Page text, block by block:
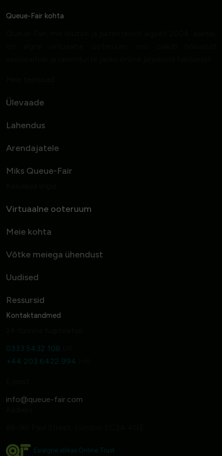
Queue-Fair kohta
Ülevaade
Lahendus
Arendajatele
Miks Queue-Fair
Virtuaalne ooteruum
Meie kohta
Võtke meiega ühendust
Uudised
Ressursid
Kontaktandmed
0333 5432 108
+44 203 6422 994
Esialgne allikas Online Trust